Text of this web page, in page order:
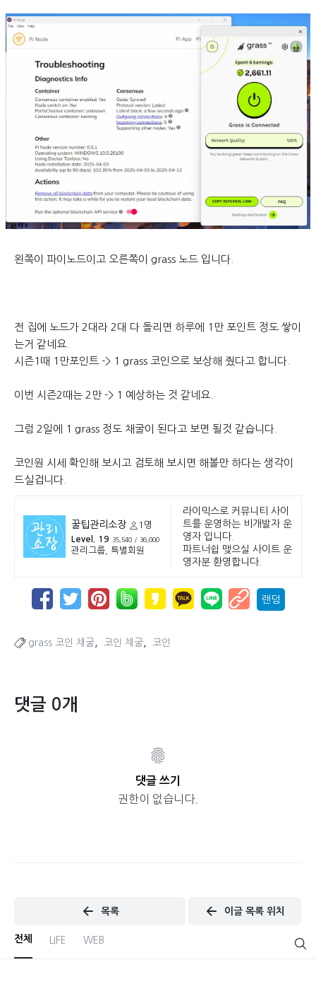
왼쪽이 파이노드이고 오른쪽이 grass 노드 입니다.
전 집에 노드가 2대라 2대 다 돌리면 하루에 1만 포인트 정도 쌓이
는거 같네요.
시즌1때 1만포인트 -> 1 grass 코인으로 보상해 줬다고 합니다.
이번 시즌2때는 2만 -> 1 예상하는 것 같네요.
그럼 2일에 1 grass 정도 채굴이 된다고 보면 될것 같습니다.
코인원 시세 확인해 보시고 검토해 보시면 해볼만 하다는 생각이
드실겁니다.
꿀팁관리소장
1명
Level. 19
35,540 / 36,000
관리그룹, 특별회원
라이믹스로 커뮤니티 사이
트를 운영하는 비개발자 운
영자 입니다.
파트너쉽 맺으실 사이트 운
영자분 환영합니다.
랜덤
grass 코인 채굴 코인 채굴 코인
댓글 0개
댓글 쓰기
권한이 없습니다.
목록 이글 목록 위치
전체 LIFE WEB